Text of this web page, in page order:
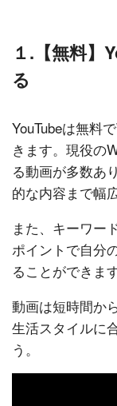
１.【無料】
る
YouTubeは無料
きます。現役の
る動画が多数あ
的な内容まで幅
また、キーワー
ポイントで自分
ることができます
動画は短時間か
生活スタイルに
う。